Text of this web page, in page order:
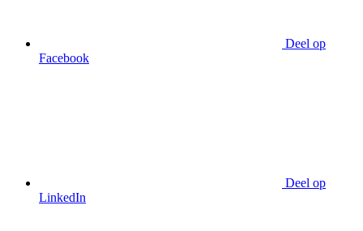
Deel op
Facebook
Deel op
LinkedIn